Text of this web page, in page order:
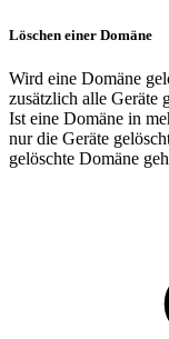
Löschen einer Domäne
Wird eine Domäne
zusätzlich alle Geräte
Ist eine Domäne in
nur die Geräte
gelöschte Domäne